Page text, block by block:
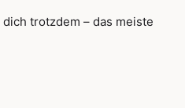
trotzdem – das meiste